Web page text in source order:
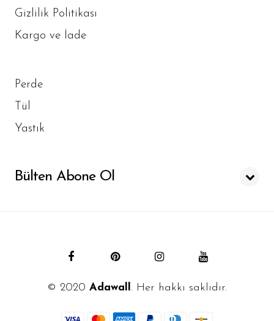
Gizlilik Politikası
Kargo ve İade
Perde
Tül
Yastık
Bülten Abone Ol
© 2020 Adawall. Her hakkı saklıdır.